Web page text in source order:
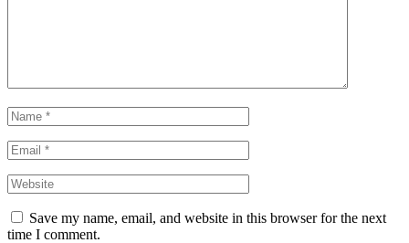
Save my name, email, and website in this browser for the next
time I comment.